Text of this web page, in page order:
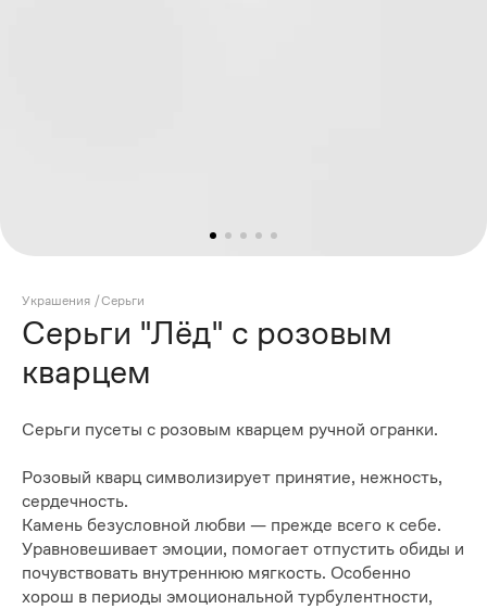
Украшения /Серьги
Серьги "Лёд" с розовым
кварцем
Серьги пусеты с розовым кварцем ручной огранки.
Розовый кварц символизирует принятие, нежность,
сердечность.
Камень безусловной любви — прежде всего к себе.
Уравновешивает эмоции, помогает отпустить обиды и
почувствовать внутреннюю мягкость. Особенно
хорош в периоды эмоциональной турбулентности,